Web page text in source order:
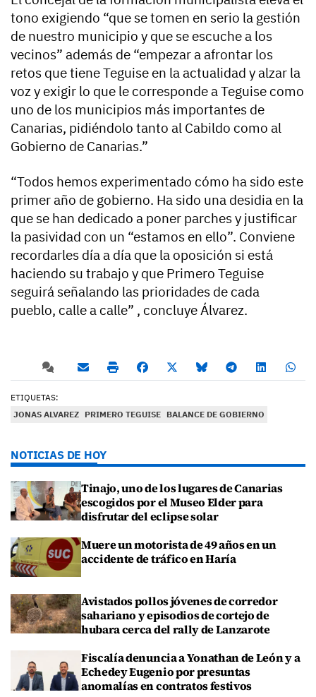
tono exigiendo “que se tomen en serio la gestión
de nuestro municipio y que se escuche a los
vecinos” además de “empezar a afrontar los
retos que tiene Teguise en la actualidad y alzar la
voz y exigir lo que le corresponde a Teguise como
uno de los municipios más importantes de
Canarias, pidiéndolo tanto al Cabildo como al
Gobierno de Canarias.”
“Todos hemos experimentado cómo ha sido este
primer año de gobierno. Ha sido una desidia en la
que se han dedicado a poner parches y justificar
la pasividad con un “estamos en ello”. Conviene
recordarles día a día que la oposición si está
haciendo su trabajo y que Primero Teguise
seguirá señalando las prioridades de cada
pueblo, calle a calle” , concluye Álvarez.
ETIQUETAS:
JONAS ALVAREZ PRIMERO TEGUISE BALANCE DE GOBIERNO
NOTICIAS DE HOY
Tinajo, uno de los lugares de Canarias
escogidos por el Museo Elder para
disfrutar del eclipse solar
Muere un motorista de 49 años en un
accidente de tráfico en Haría
Avistados pollos jóvenes de corredor
sahariano y episodios de cortejo de
hubara cerca del rally de Lanzarote
Fiscalía denuncia a Yonathan de León y a
Echedey Eugenio por presuntas
anomalías en contratos festivos